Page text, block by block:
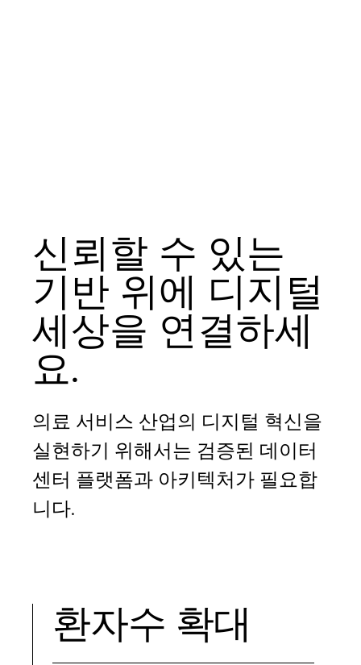
신뢰할 수 있는
기반 위에 디지털
세상을 연결하세
요.
의료 서비스 산업의 디지털 혁신을
실현하기 위해서는 검증된 데이터
센터 플랫폼과 아키텍처가 필요합
니다.
환자수 확대